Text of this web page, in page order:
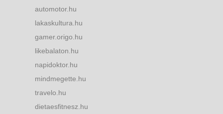
automotor.hu
lakaskultura.hu
gamer.origo.hu
likebalaton.hu
napidoktor.hu
mindmegette.hu
travelo.hu
dietaesfitnesz.hu